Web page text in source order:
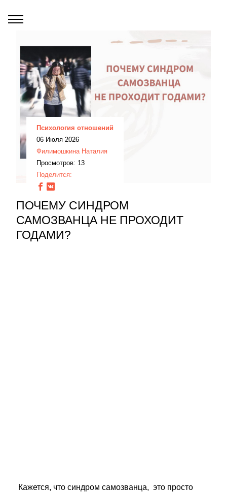
Психология отношений
06 Июля 2026
Филимошкина Наталия
Просмотров: 13
Поделится:
ПОЧЕМУ СИНДРОМ
САМОЗВАНЦА НЕ ПРОХОДИТ
ГОДАМИ?
Кажется, что синдром самозванца, это просто